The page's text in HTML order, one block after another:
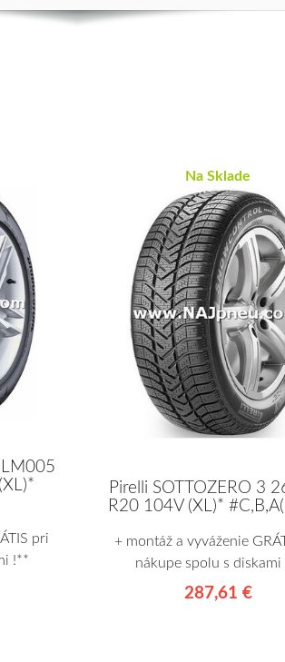
pri
!**
Na Sklade
Pirelli SOTTOZERO 3
R20 104V (XL)*
+ montáž a vyváženie
nákupe spolu s diskami
287,61 €